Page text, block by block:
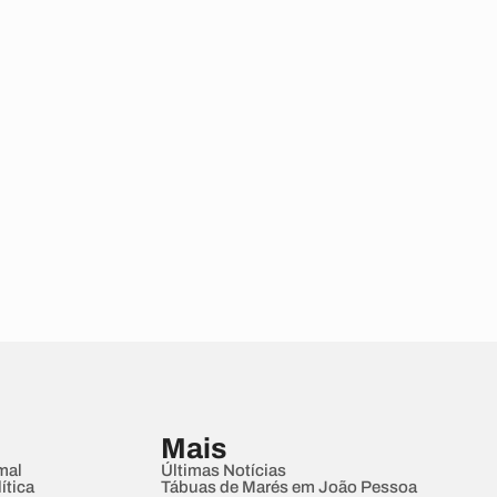
Mais
Últimas Notícias
Tábuas de Marés em João Pessoa